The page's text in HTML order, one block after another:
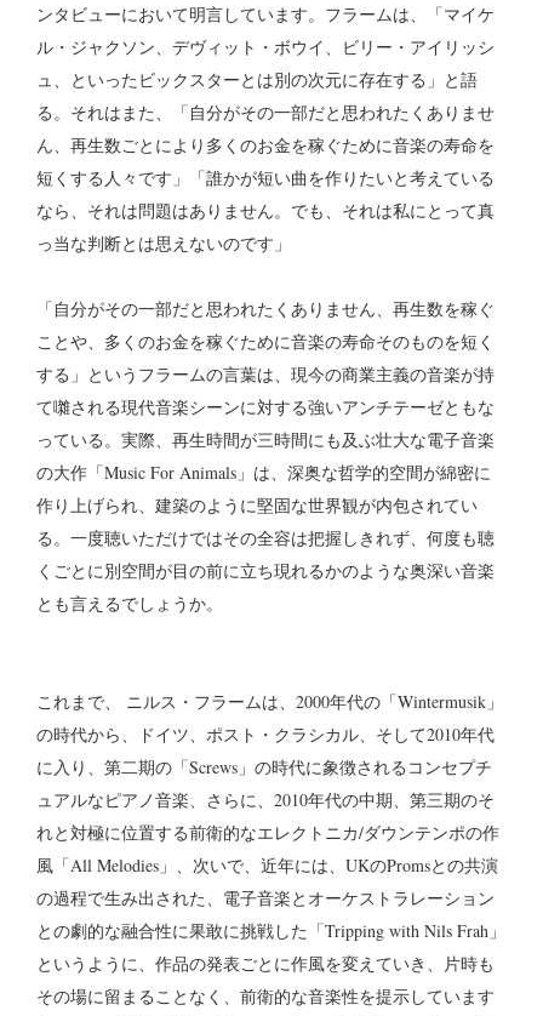
ンタビューにおいて明言しています。フラームは、「マイケ
ル・ジャクソン、デヴィット・ボウイ、ビリー・アイリッシ
ュ、といったビックスターとは別の次元に存在する」と語
る。それはまた、「自分がその一部だと思われたくありませ
ん、再生数ごとにより多くのお金を稼ぐために音楽の寿命を
短くする人々です」「誰かが短い曲を作りたいと考えている
なら、それは問題はありません。でも、それは私にとって真
っ当な判断とは思えないのです」
「自分がその一部だと思われたくありません、再生数を稼ぐ
ことや、多くのお金を稼ぐために音楽の寿命そのものを短く
する」というフラームの言葉は、現今の商業主義の音楽が持
て囃される現代音楽シーンに対する強いアンチテーゼともな
っている。実際、再生時間が三時間にも及ぶ壮大な電子音楽
の大作「Music For Animals」は、深奥な哲学的空間が綿密に
作り上げられ、建築のように堅固な世界観が内包されてい
る。一度聴いただけではその全容は把握しきれず、何度も聴
くごとに別空間が目の前に立ち現れるかのような奥深い音楽
とも言えるでしょうか。
これまで、 ニルス・フラームは、2000年代の「Wintermusik」
の時代から、ドイツ、ポスト・クラシカル、そして2010年代
に入り、第二期の「Screws」の時代に象徴されるコンセプチ
ュアルなピアノ音楽、さらに、2010年代の中期、第三期のそ
れと対極に位置する前衛的なエレクトニカ/ダウンテンポの作
風「All Melodies」、次いで、近年には、UKのPromsとの共演
の過程で生み出された、電子音楽とオーケストラレーション
との劇的な融合性に果敢に挑戦した「Tripping with Nils Frah」
というように、作品の発表ごとに作風を変えていき、片時も
その場に留まることなく、前衛的な音楽性を提示しています